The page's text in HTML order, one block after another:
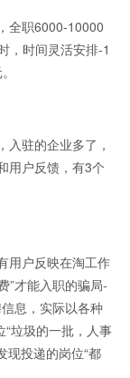
全职6000-10000
，时间灵活安排-1
驻的企业多了，
用户反馈，有3个
户反映在淘工作
”才能入职的骗局-
息，实际以各种
垃圾的一批，人事
现投递的岗位“都